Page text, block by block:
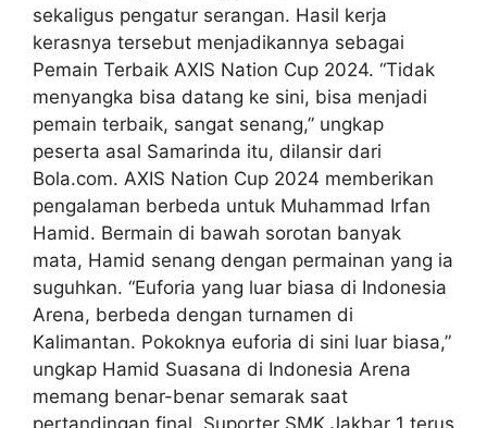
sekaligus pengatur serangan. Hasil kerja
kerasnya tersebut menjadikannya sebagai
Pemain Terbaik AXIS Nation Cup 2024. “Tidak
menyangka bisa datang ke sini, bisa menjadi
pemain terbaik, sangat senang,” ungkap
peserta asal Samarinda itu, dilansir dari
Bola.com. AXIS Nation Cup 2024 memberikan
pengalaman berbeda untuk Muhammad Irfan
Hamid. Bermain di bawah sorotan banyak
mata, Hamid senang dengan permainan yang ia
suguhkan. “Euforia yang luar biasa di Indonesia
Arena, berbeda dengan turnamen di
Kalimantan. Pokoknya euforia di sini luar biasa,”
ungkap Hamid Suasana di Indonesia Arena
memang benar-benar semarak saat
pertandingan final. Suporter SMK Jakbar 1 terus